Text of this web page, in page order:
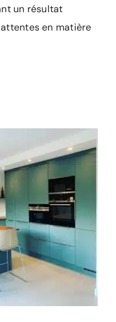
un résultat
en matière